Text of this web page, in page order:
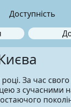
Доступність
За час
з сучасними